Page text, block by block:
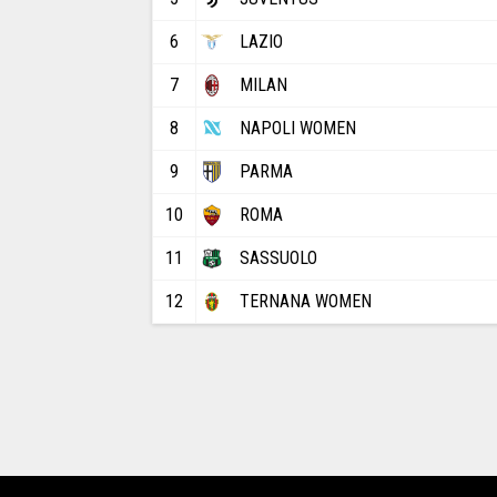
6 LAZIO
7 MILAN
8 NAPOLI WOMEN
9 PARMA
10 ROMA
11 SASSUOLO
12 TERNANA WOMEN